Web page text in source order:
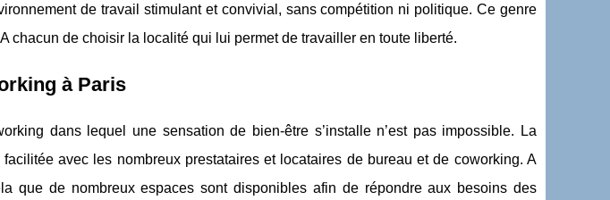
de travail stimulant et convivial, sans compétition ni politique. Ce genre
chacun de choisir la localité qui lui permet de travailler en toute liberté.
à Paris
dans lequel une sensation de bien-être s’installe n’est pas impossible. La
avec les nombreux prestataires et locataires de bureau et de coworking. A
que de nombreux espaces sont disponibles afin de répondre aux besoins des